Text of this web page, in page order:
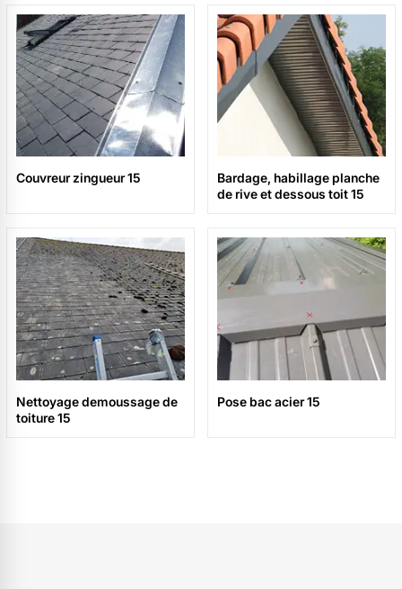
Couvreur zingueur 15
Bardage, habillage planche
de rive et dessous toit 15
Nettoyage demoussage de
toiture 15
Pose bac acier 15